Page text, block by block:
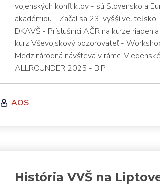
vojenských konfliktov - sú Slovensko a
akadémiou - Začal sa 23. vyšší
DKAVŠ - Príslušníci AČR na kurze
kurz Vševojskový pozorovateľ -
Medzinárodná návšteva v rámci
ALLROUNDER 2025 - BIP
AOS
História VVŠ na